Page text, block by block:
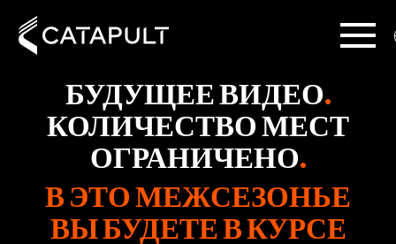
БУДУЩЕЕ ВИДЕО.
КОЛИЧЕСТВО МЕСТ
ОГРАНИЧЕНО.
В ЭТО МЕЖСЕЗОНЬЕ
ВЫ БУДЕТЕ В КУРСЕ